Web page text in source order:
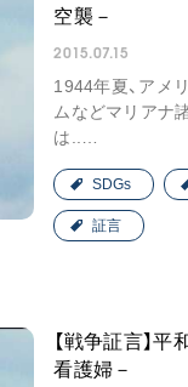
空襲－
2015.07.15
1944年夏、アメ
ムなどマリアナ
は..…
SDGs
証言
【戦争証言】
看護婦－